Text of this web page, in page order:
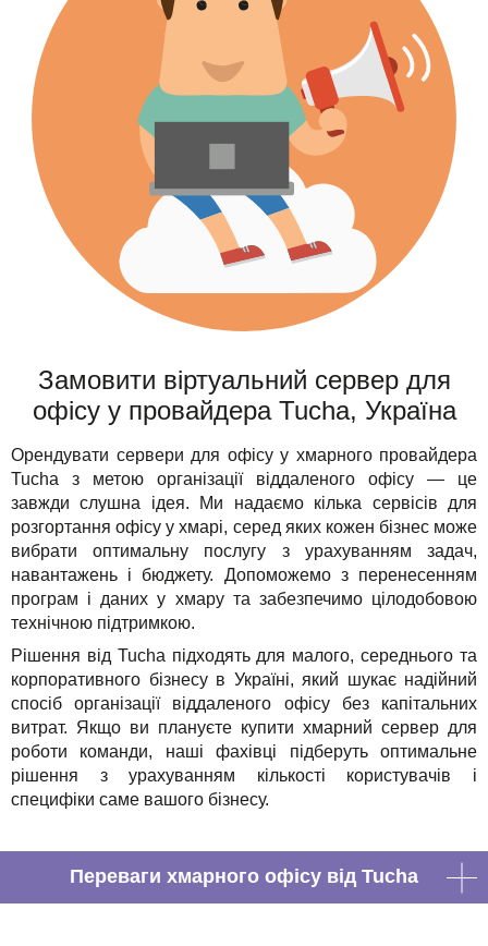
Замовити віртуальний сервер для
офісу у провайдера Tucha, Україна
Орендувати сервери для офісу у хмарного провайдера
Tucha з метою організації віддаленого офісу — це
завжди слушна ідея. Ми надаємо кілька сервісів для
розгортання офісу у хмарі, серед яких кожен бізнес може
вибрати оптимальну послугу з урахуванням задач,
навантажень і бюджету. Допоможемо з перенесенням
програм і даних у хмару та забезпечимо цілодобовою
технічною підтримкою.
Рішення від Tucha підходять для малого, середнього та
корпоративного бізнесу в Україні, який шукає надійний
спосіб організації віддаленого офісу без капітальних
витрат. Якщо ви плануєте купити хмарний сервер для
роботи команди, наші фахівці підберуть оптимальне
рішення з урахуванням кількості користувачів і
специфіки саме вашого бізнесу.
Переваги хмарного офісу від Tucha